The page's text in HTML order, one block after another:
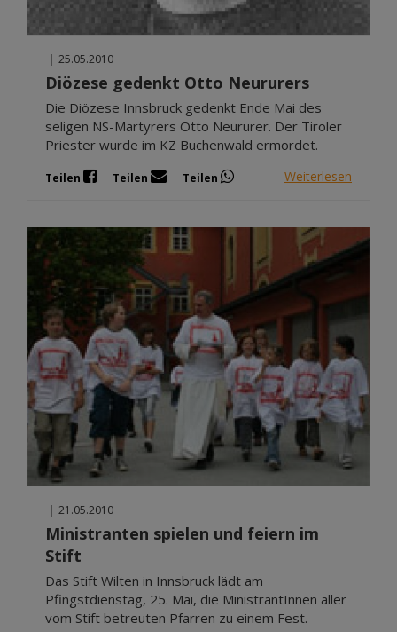
| 25.05.2010
Diözese gedenkt Otto Neururers
Die Diözese Innsbruck gedenkt Ende Mai des
seligen NS-Martyrers Otto Neururer. Der Tiroler
Priester wurde im KZ Buchenwald ermordet.
Teilen Teilen Teilen Weiterlesen
| 21.05.2010
Ministranten spielen und feiern im
Stift
Das Stift Wilten in Innsbruck lädt am
Pfingstdienstag, 25. Mai, die MinistrantInnen aller
vom Stift betreuten Pfarren zu einem Fest.